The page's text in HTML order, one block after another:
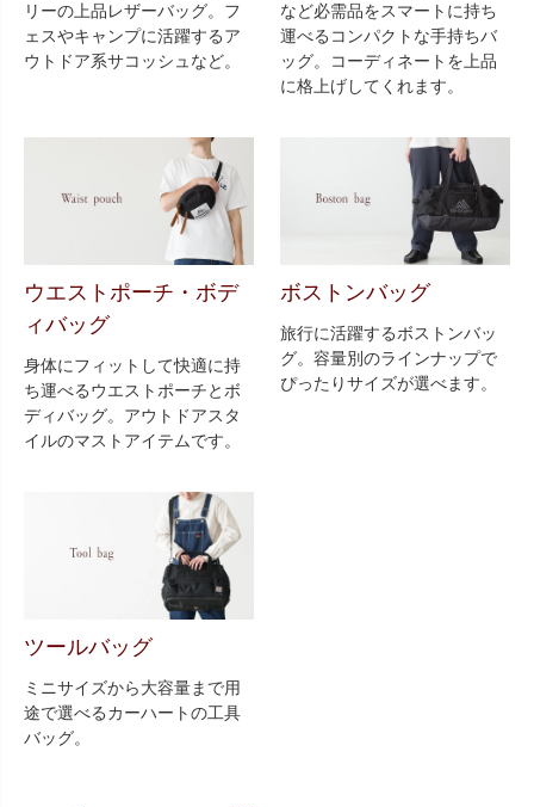
リーの上品レザーバッグ。フ
ェスやキャンプに活躍するア
ウトドア系サコッシュなど。
など必需品をスマートに持ち
運べるコンパクトな手持ちバ
ッグ。コーディネートを上品
に格上げしてくれます。
ウエストポーチ・ボデ
ィバッグ
身体にフィットして快適に持
ち運べるウエストポーチとボ
ディバッグ。アウトドアスタ
イルのマストアイテムです。
ボストンバッグ
旅行に活躍するボストンバッ
グ。容量別のラインナップで
ぴったりサイズが選べます。
ツールバッグ
ミニサイズから大容量まで用
途で選べるカーハートの工具
バッグ。